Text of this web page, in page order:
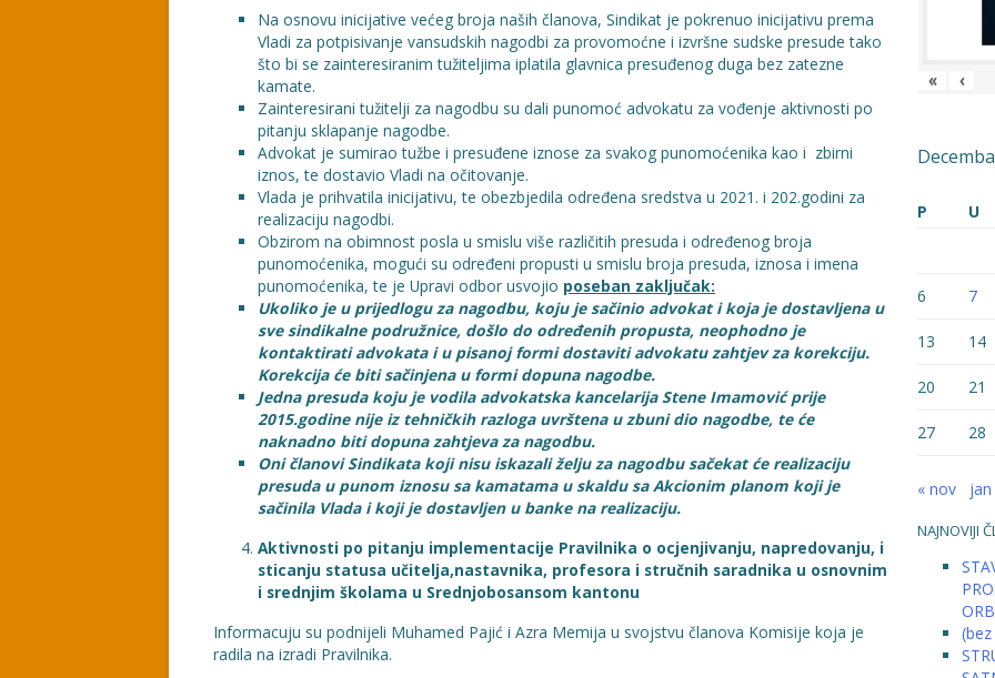
Na osnovu inicijative većeg broja naših članova, Sindikat je pokrenuo inicijativu prema
Vladi za potpisivanje vansudskih nagodbi za provomoćne i izvršne sudske presude tako
što bi se zainteresiranim tužiteljima iplatila glavnica presuđenog duga bez zatezne
kamate.
Zainteresirani tužitelji za nagodbu su dali punomoć advokatu za vođenje aktivnosti po
pitanju sklapanje nagodbe.
Advokat je sumirao tužbe i presuđene iznose za svakog punomoćenika kao i zbirni
iznos, te dostavio Vladi na očitovanje.
Vlada je prihvatila inicijativu, te obezbjedila određena sredstva u 2021. i 202.godini za
realizaciju nagodbi.
Obzirom na obimnost posla u smislu više različitih presuda i određenog broja
punomoćenika, mogući su određeni propusti u smislu broja presuda, iznosa i imena
punomoćenika, te je Upravi odbor usvojio poseban zaključak:
Ukoliko je u prijedlogu za nagodbu, koju je sačinio advokat i koja je dostavljena u
sve sindikalne podružnice, došlo do određenih propusta, neophodno je
kontaktirati advokata i u pisanoj formi dostaviti advokatu zahtjev za korekciju.
Korekcija će biti sačinjena u formi dopuna nagodbe.
Jedna presuda koju je vodila advokatska kancelarija Stene Imamović prije
2015.godine nije iz tehničkih razloga uvrštena u zbuni dio nagodbe, te će
naknadno biti dopuna zahtjeva za nagodbu.
Oni članovi Sindikata koji nisu iskazali želju za nagodbu sačekat će realizaciju
presuda u punom iznosu sa kamatama u skaldu sa Akcionim planom koji je
sačinila Vlada i koji je dostavljen u banke na realizaciju.
Aktivnosti po pitanju implementacije Pravilnika o ocjenjivanju, napredovanju, i
sticanju statusa učitelja,nastavnika, profesora i stručnih saradnika u osnovnim
i srednjim školama u Srednjobosansom kantonu
Informacuju su podnijeli Muhamed Pajić i Azra Memija u svojstvu članova Komisije koja je
radila na izradi Pravilnika.
« ‹
P U
6 7
13 14
20 21
27 28
« nov jan
NAJNOVIJI